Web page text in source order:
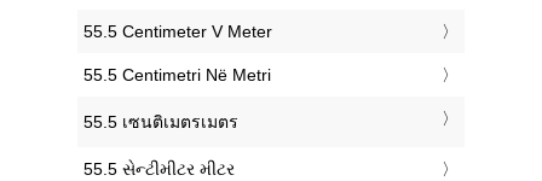
‎55.5 Centimeter V Meter
‎55.5 Centimetri Në Metri
‎55.5 เซนติเมตรเมตร
‎55.5 સેન્ટીમીટર મીટર